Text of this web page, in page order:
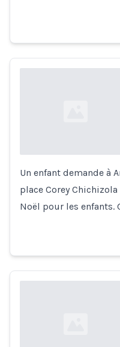
Un enfant demande à
place Corey
Noël pour les enfants.